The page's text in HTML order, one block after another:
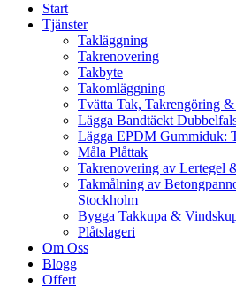
Start
Tjänster
Takläggning
Takrenovering
Takbyte
Takomläggning
Tvätta Tak, Takrengöring &
Lägga Bandtäckt
Lägga EPDM Gummiduk:
Måla Plåttak
Takrenovering av Lertegel
Takmålning av
Stockholm
Bygga Takkupa &
Plåtslageri
Om Oss
Blogg
Offert